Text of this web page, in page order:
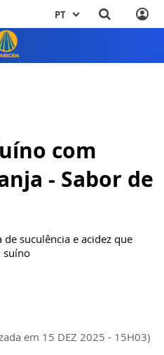
PT
com
- Sabor de
suculência e acidez que
suíno
em 15 DEZ 2025 - 15H03)